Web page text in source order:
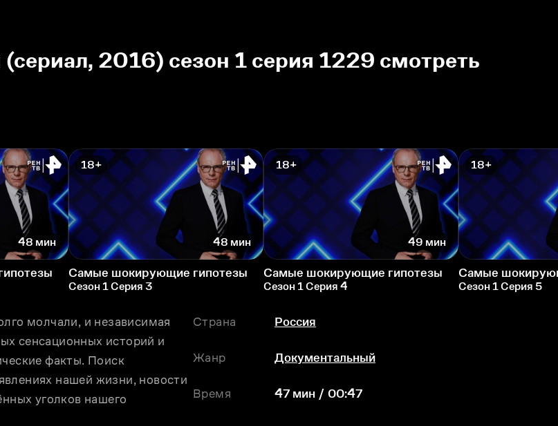
2016) сезон 1 серия 1229 смотреть
48 мин
18+
48 мин
Самые шокирующие гипотезы
Сезон 1 Серия 3
18+
49 мин
Самые шокирующие гипотезы
Сезон 1 Серия 4
18+
Самые
Сезон 1 Серия 5
молчали, и независимая
сенсационных историй и
факты. Поиск
нашей жизни, новости
уголков нашего
Страна Россия
Жанр Документальный
Время 47 мин / 00:47